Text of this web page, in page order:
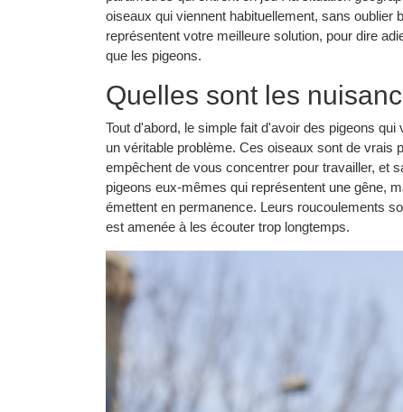
oiseaux qui viennent habituellement, sans
représentent votre meilleure solution, pour dire
que les pigeons.
Quelles sont les
Tout d'abord, le simple fait d'avoir des pigeons
un véritable problème. Ces oiseaux sont de vrais
empêchent de vous concentrer pour travailler, et
pigeons eux-mêmes qui représentent une gêne,
émettent en permanence. Leurs roucoulements
est amenée à les écouter trop longtemps.